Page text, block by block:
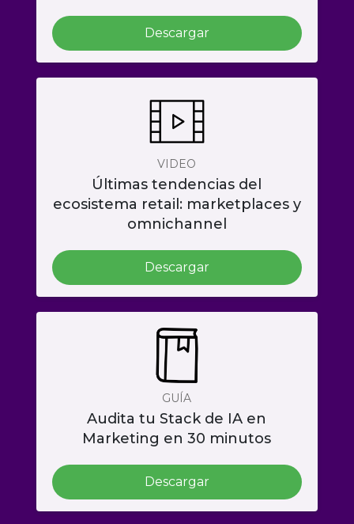
Descargar
VIDEO
Últimas tendencias del
ecosistema retail: marketplaces y
omnichannel
Descargar
GUÍA
Audita tu Stack de IA en
Marketing en 30 minutos
Descargar